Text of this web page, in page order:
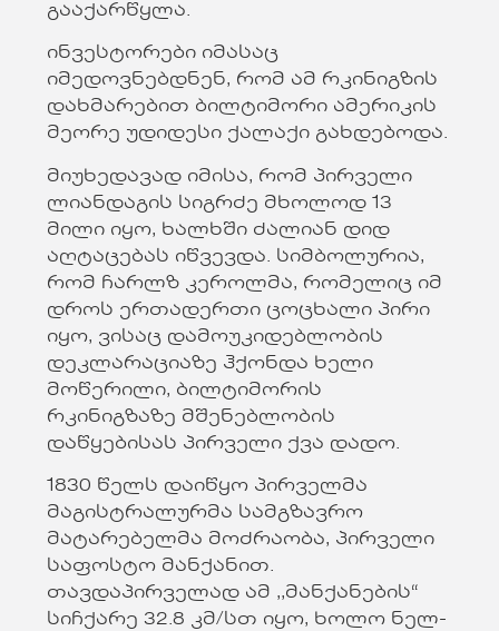
გააქარწყლა.
ინვესტორები იმასაც
იმედოვნებდნენ, რომ ამ რკინიგზის
დახმარებით ბილტიმორი ამერიკის
მეორე უდიდესი ქალაქი გახდებოდა.
მიუხედავად იმისა, რომ პირველი
ლიანდაგის სიგრძე მხოლოდ 13
მილი იყო, ხალხში ძალიან დიდ
აღტაცებას იწვევდა. სიმბოლურია,
რომ ჩარლზ კეროლმა, რომელიც იმ
დროს ერთადერთი ცოცხალი პირი
იყო, ვისაც დამოუკიდებლობის
დეკლარაციაზე ჰქონდა ხელი
მოწერილი, ბილტიმორის
რკინიგზაზე მშენებლობის
დაწყებისას პირველი ქვა დადო.
1830 წელს დაიწყო პირველმა
მაგისტრალურმა სამგზავრო
მატარებელმა მოძრაობა, პირველი
საფოსტო მანქანით.
თავდაპირველად ამ ,,მანქანების“
სიჩქარე 32.8 კმ/სთ იყო, ხოლო ნელ-